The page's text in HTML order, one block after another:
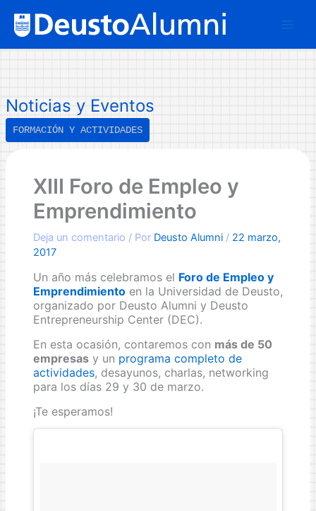
u
s
c
a
r
Noticias y Eventos
FORMACIÓN Y ACTIVIDADES
XIII Foro de Empleo y
Emprendimiento
Deja un comentario / Por Deusto Alumni / 22 marzo,
2017
Un año más celebramos el Foro de Empleo y
Emprendimientoen la Universidad de Deusto,
organizado por Deusto Alumni y Deusto
Entrepreneurship Center (DEC).
En esta ocasión, contaremos con más de 50
empresasy un programa completo de
actividades, desayunos, charlas, networking
para los días 29 y 30 de marzo.
¡Te esperamos!